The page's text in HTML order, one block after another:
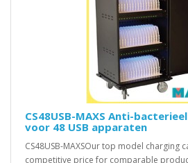
CS48USB-MAXS Anti-
voor 48 USB apparaten
CS48USB-MAXSOur top model charging
competitive price for comparable